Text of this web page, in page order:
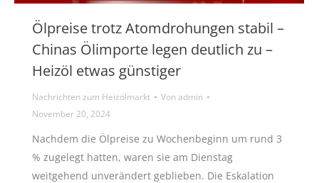
Ölpreise trotz Atomdrohungen stabil –
Chinas Ölimporte legen deutlich zu –
Heizöl etwas günstiger
Nachrichten zum Heizölmarkt Vonadmin
November 20, 2024
Nachdem die Ölpreise zu Wochenbeginn um rund 3
% zugelegt hatten, waren sie am Dienstag
weitgehend unverändert geblieben. Die Eskalation